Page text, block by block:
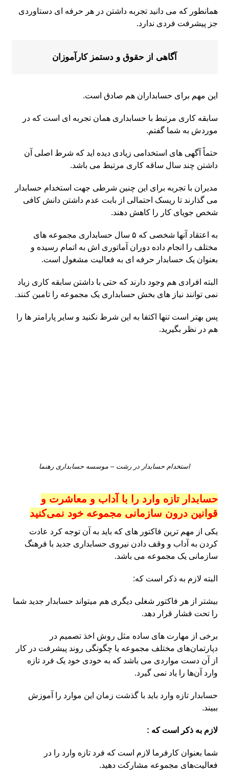
همانطور که می دانید تجربه داشتن در هر حرفه ای دستاوردی
جز پیشرفت فردی ندارد.
آگاهی از حقوق و دستمز کارآموزان
این مهم برای حسابداران هم صادق است.
سابقه کاری مرتبط با حسابداری همان تجربه ای است که در
موردش به شما گفتم.
حتماً آگهی های استخدامی زیادی دیده اید که شرط اصلی آن
داشتن چند سال ساقه کاری مرتبط می باشد.
مدیران با تجربه برای این چنین شرطی جهت استخدام حسابدار
می گذارند تا ریسک احتمالی از بابت عدم داشتن دانش کافی
شخص جویای کار را کاهش دهند.
به اعتقاد آنها شخصی که ۵ سال حسابداری مجموعه های
مختلف را انجام داده دوران آماتوری اش به اتمام رسیده و
بعنوان یک حسابدار حرفه ای به فعالیت مشغول است.
البته افرادی هم وجود دارند که حتی با داشتن سابقه کاری زیاد
نمی توانند نیاز های بخش حسابداری یک مجموعه را تامین کنند.
پس بهتر است تنها اکتفا به این شرط نکنید و سایر پارامتر ها را
هم در نظر بگیرید.
استخدام حسابدار در رشت – موسسه حسابداری رهنما
حسابدار تازه وارد را با آداب و معاشرت و
قوانین درون سازمانی مجموعه خود نمی‌کنید
یکی از مهم ترین فاکتور های که باید به آن توجه کرد عادت
کردن به آداب و وقف دادن نیروی حسابداری جدید با فرهنگ
سازمانی یک مجموعه می باشد.
البته لازم به ذکر است که:
بیشتر از هر فاکتور شغلی دیگری هم میتواند حسابدار جدید شما
را تحت فشار قرار دهد.
برخی از مهارت های ساده مثل روش اخذ تصمیم در
دپارتمان‌های مختلف مجموعه یا چگونگی روند پیشرفت در کار
از آن دست مواردی می باشد که به خودی خود یک فرد تازه
وارد آن‌ها را یاد نمی گیرد.
حسابدار تازه وارد باید با گذشت زمان این موارد را آموزش
ببیند.
لازم به ذکر است که :
شما بعنوان کارفرما لازم است که فرد تازه وارد را در
فعالیت‌های مجموعه مشارکت دهید.